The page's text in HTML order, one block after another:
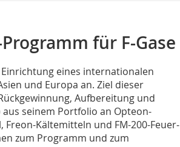
für F-Gase
eines internationalen
und Europa an. Ziel dieser
Aufbereitung und
seinem Portfolio an Opteon-
Kältemitteln und FM-200-Feuer­
zum Programm und zum